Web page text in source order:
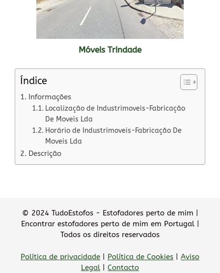
Móveis Trindade
Índice
Informações
Localização de Industrimoveis-Fabricação
De Moveis Lda
Horário de Industrimoveis-Fabricação De
Moveis Lda
Descrição
© 2024 TudoEstofos - Estofadores perto de mim |
Encontrar estofadores perto de mim em Portugal |
Todos os direitos reservados
Política de privacidade Política de Cookies
Aviso
Legal
Contacto